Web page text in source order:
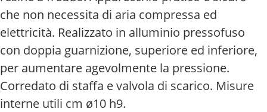
che non necessita di aria compressa ed
elettricità. Realizzato in alluminio pressofuso
con doppia guarnizione, superiore ed inferiore,
per aumentare agevolmente la pressione.
Corredato di staffa e valvola di scarico. Misure
interne utili cm ø10 h9.